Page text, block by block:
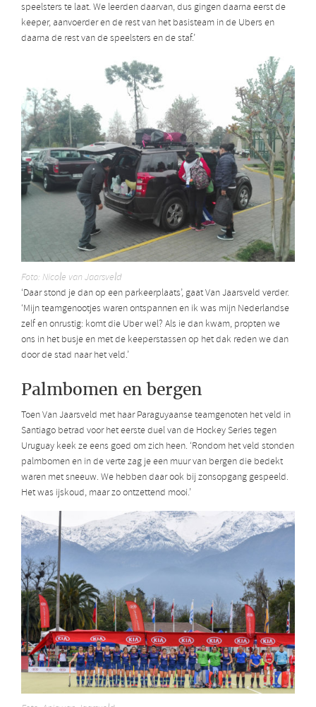
speelsters te laat. We leerden daarvan, dus gingen daarna eerst de
keeper, aanvoerder en de rest van het basisteam in de Ubers en
daarna de rest van de speelsters en de staf.’
Foto: Nicole van Jaarsveld
‘Daar stond je dan op een parkeerplaats’, gaat Van Jaarsveld verder.
‘Mijn teamgenootjes waren ontspannen en ik was mijn Nederlandse
zelf en onrustig: komt die Uber wel? Als ie dan kwam, propten we
ons in het busje en met de keeperstassen op het dak reden we dan
door de stad naar het veld.’
Palmbomen en bergen
Toen Van Jaarsveld met haar Paraguyaanse teamgenoten het veld in
Santiago betrad voor het eerste duel van de Hockey Series tegen
Uruguay keek ze eens goed om zich heen. ‘Rondom het veld stonden
palmbomen en in de verte zag je een muur van bergen die bedekt
waren met sneeuw. We hebben daar ook bij zonsopgang gespeeld.
Het was ijskoud, maar zo ontzettend mooi.’